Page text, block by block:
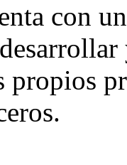
con
propios